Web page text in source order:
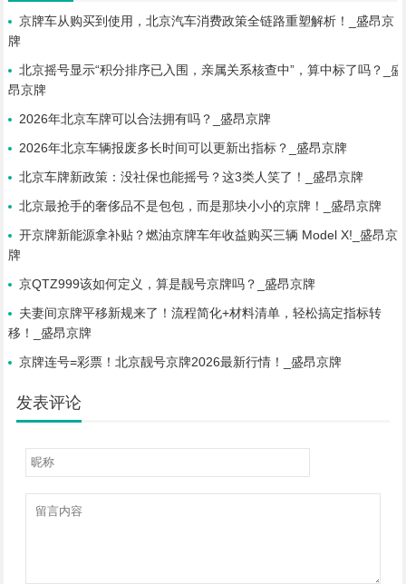
京牌车从购买到使用，北京汽车消费政策全链路重塑解析！_盛昂京
牌
北京摇号显示“积分排序已入围，亲属关系核查中”，算中标了吗？_盛
昂京牌
2026年北京车牌可以合法拥有吗？_盛昂京牌
2026年北京车辆报废多长时间可以更新出指标？_盛昂京牌
北京车牌新政策：没社保也能摇号？这3类人笑了！_盛昂京牌
北京最抢手的奢侈品不是包包，而是那块小小的京牌！_盛昂京牌
开京牌新能源拿补贴？燃油京牌车年收益购买三辆 Model X!_盛昂京
牌
京QTZ999该如何定义，算是靓号京牌吗？_盛昂京牌
夫妻间京牌平移新规来了！流程简化+材料清单，轻松搞定指标转
移！_盛昂京牌
京牌连号=彩票！北京靓号京牌2026最新行情！_盛昂京牌
发表评论